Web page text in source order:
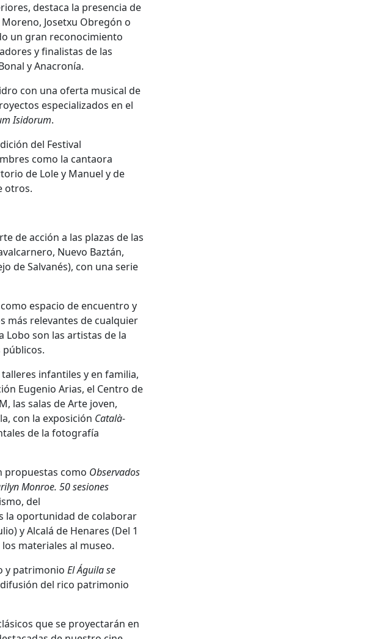
destaca la presencia de
Josetxu Obregón o
un gran reconocimiento
y finalistas de las
y Anacronía.
con una oferta musical de
especializados en el
Isidorum.
del Festival
como la cantaora
de Lole y Manuel y de
otros.
de acción a las plazas de las
Nuevo Baztán,
de Salvanés), con una serie
espacio de encuentro y
más relevantes de cualquier
Lobo son las artistas de la
infantiles y en familia,
Eugenio Arias, el Centro de
las salas de Arte joven,
con la exposición Català-
de la fotografía
propuestas como Observados
Monroe. 50 sesiones
del
la oportunidad de colaborar
y Alcalá de Henares (Del 1
materiales al museo.
y patrimonio El Águila se
del rico patrimonio
que se proyectarán en